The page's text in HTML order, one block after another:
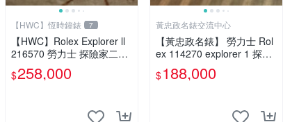
【HWC】恆時鐘錶 7
【HWC】Rolex Explorer ll
216570 勞力士 探險家二型
GMT 兩地時區 3187機芯 9.
5成新 42mm 盒單全 2016
$258,000
黃忠政名錶交流中心
【黃忠政名錶】 勞力士 Rol
ex 114270 explorer 1 探險
家一號 36mm F字序號 cal.
3130 附原廠2004保單 已整
$188,000